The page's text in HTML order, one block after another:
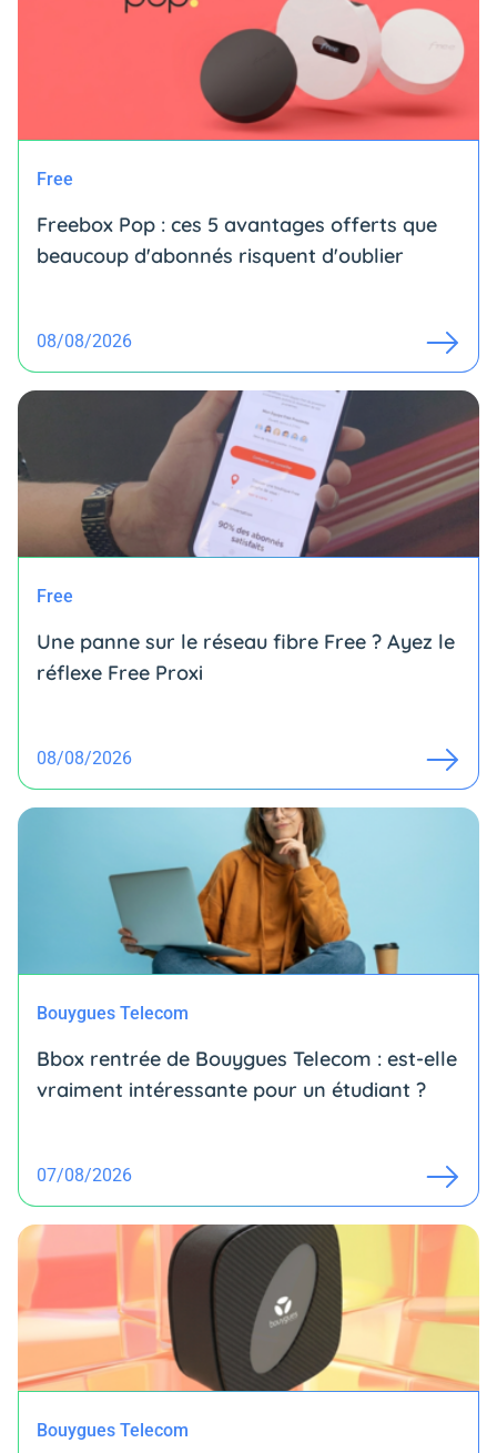
Free
Freebox Pop : ces 5 avantages offerts que
beaucoup d'abonnés risquent d'oublier
08/08/2026
Free
Une panne sur le réseau fibre Free ? Ayez le
réflexe Free Proxi
08/08/2026
Bouygues Telecom
Bbox rentrée de Bouygues Telecom : est-elle
vraiment intéressante pour un étudiant ?
07/08/2026
Bouygues Telecom